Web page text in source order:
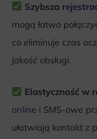
Szybsza
mogą łatwo
co eliminuje czas
jakość obsługi.
Elastyczność w
online i SMS-owe
ułatwiają kontakt z